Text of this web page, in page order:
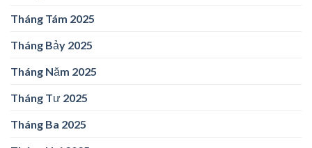
Tháng Tám 2025
Tháng Bảy 2025
Tháng Năm 2025
Tháng Tư 2025
Tháng Ba 2025